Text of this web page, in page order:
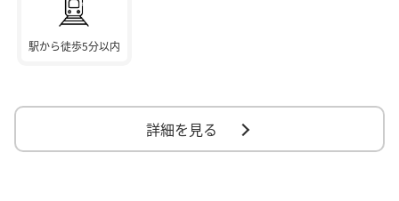
駅から徒歩5分以内
詳細を見る